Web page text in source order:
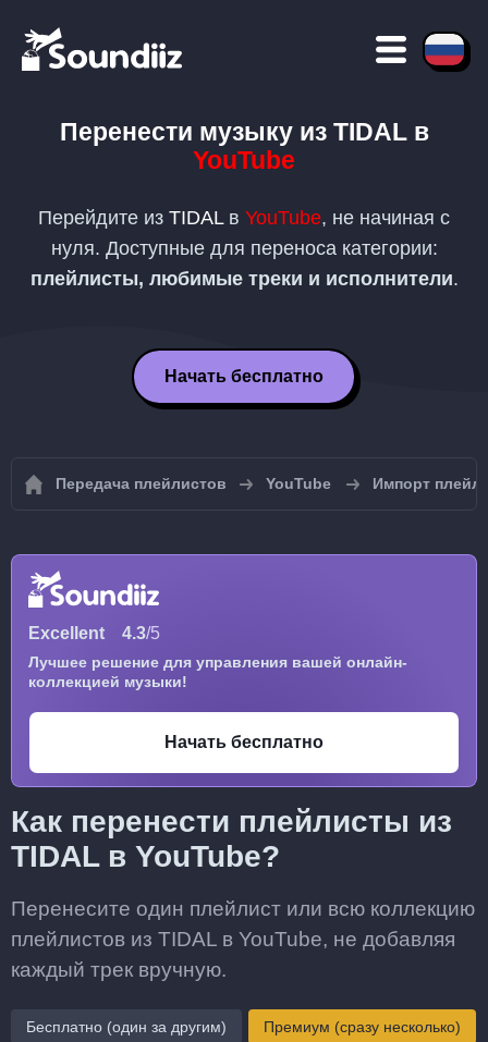
Перенести музыку из TIDALв
YouTube
Перейдите из TIDALв YouTube, не начиная с
нуля. Доступные для переноса категории:
плейлисты, любимые треки и исполнители.
Начать бесплатно
Передача плейлистов YouTube Импорт
Excellent 4.3/5
Лучшее решение для управления вашей онлайн-
коллекцией музыки!
Начать бесплатно
Как перенести плейлисты из
TIDAL в YouTube?
Перенесите один плейлист или всю коллекцию
плейлистов из TIDAL в YouTube, не добавляя
каждый трек вручную.
Бесплатно (один за другим) Премиум (сразу несколько)